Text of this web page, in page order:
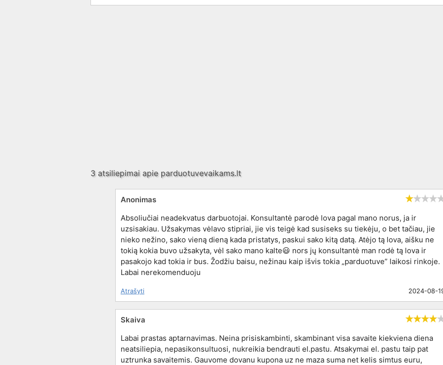
3 atsiliepimai apie parduotuvevaikams.lt
Anonimas
Absoliučiai neadekvatus darbuotojai. Konsultantė parodė lova pagal mano norus, ja ir
uzsisakiau. Užsakymas vėlavo stipriai, jie vis teigė kad susiseks su tiekėju, o bet tačiau, jie
nieko nežino, sako vieną dieną kada pristatys, paskui sako kitą datą. Atėjo tą lova, aišku ne
tokią kokia buvo užsakyta, vėl sako mano kalte😃 nors jų konsultantė man rodė tą lova ir
pasakojo kad tokia ir bus. Žodžiu baisu, nežinau kaip išvis tokia „parduotuve” laikosi rinkoje.
Labai nerekomenduoju
Atrašyti 2024-08-
Skaiva
Labai prastas aptarnavimas. Neina prisiskambinti, skambinant visa savaite kiekviena diena
neatsiliepia, nepasikonsultuosi, nukreikia bendrauti el.pastu. Atsakymai el. pastu taip pat
uztrunka savaitemis. Gauvome dovanu kupona uz ne maza suma net kelis simtus euru,